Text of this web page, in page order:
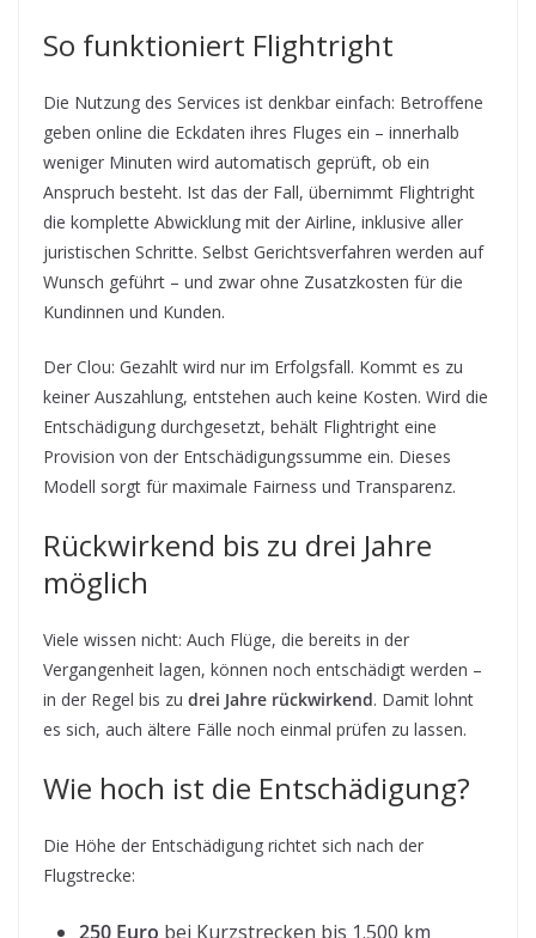
So funktioniert Flightright
Die Nutzung des Services ist denkbar einfach: Betroffene
geben online die Eckdaten ihres Fluges ein – innerhalb
weniger Minuten wird automatisch geprüft, ob ein
Anspruch besteht. Ist das der Fall, übernimmt Flightright
die komplette Abwicklung mit der Airline, inklusive aller
juristischen Schritte. Selbst Gerichtsverfahren werden auf
Wunsch geführt – und zwar ohne Zusatzkosten für die
Kundinnen und Kunden.
Der Clou: Gezahlt wird nur im Erfolgsfall. Kommt es zu
keiner Auszahlung, entstehen auch keine Kosten. Wird die
Entschädigung durchgesetzt, behält Flightright eine
Provision von der Entschädigungssumme ein. Dieses
Modell sorgt für maximale Fairness und Transparenz.
Rückwirkend bis zu drei Jahre
möglich
Viele wissen nicht: Auch Flüge, die bereits in der
Vergangenheit lagen, können noch entschädigt werden –
in der Regel bis zu drei Jahre rückwirkend. Damit lohnt
es sich, auch ältere Fälle noch einmal prüfen zu lassen.
Wie hoch ist die Entschädigung?
Die Höhe der Entschädigung richtet sich nach der
Flugstrecke:
250 Euro bei Kurzstrecken bis 1.500 km